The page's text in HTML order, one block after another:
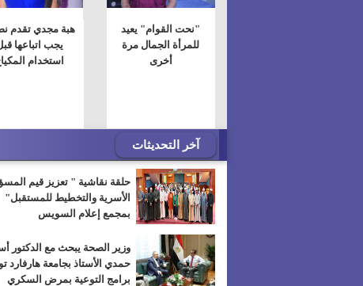
"نحت القوام" يعيد
للمرأة الجمال مرة
أخرى
هبة مجدي تقدم
يجب اتباعها
استخدام
آخر التحديثات
حلقة نقاشية " تعزيز قيم
الأسرية والتخطيط للمستقبل"
بمجمع إعلام السويس
وزير الصحة يبحث مع الدكتور
حمدي الأستاذ بجامعة هارفارد
برامج التوعية بمرض السكري